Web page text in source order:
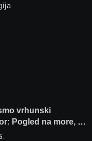
vrhunski
Pogled na more, tri
koja osvaja